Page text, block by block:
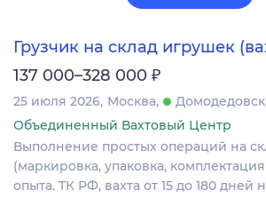
Грузчик на склад игрушек
137 000–328 000 ₽
25 июля 2026 Москва
Объединенный Вахтовый Центр
Выполнение простых операций на
(маркировка, упаковка,
опыта. ТК РФ, вахта от 15 до 180 дней